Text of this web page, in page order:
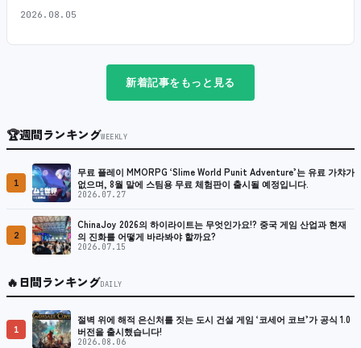
2026.08.05
新着記事をもっと見る
🏆週間ランキングWEEKLY
1
무료 플레이 MMORPG ‘Slime World Punit Adventure’는 유료 가챠가
없으며, 8월 말에 스팀용 무료 체험판이 출시될 예정입니다.
2026.07.27
2
ChinaJoy 2026의 하이라이트는 무엇인가요!? 중국 게임 산업과 현재
의 진화를 어떻게 바라봐야 할까요?
2026.07.15
🔥日間ランキングDAILY
1
절벽 위에 해적 은신처를 짓는 도시 건설 게임 ‘코세어 코브’가 공식 1.0
버전을 출시했습니다!
2026.08.06